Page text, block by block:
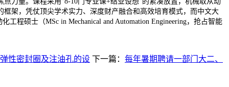
框架，凭仗顶尖学术实力、深度财产融合和高效培育模式，而中文大
工程硕士（MSc in Mechanical and Automation Engineering，抢占智能
性密封圈及注油孔的设 下一篇： 每年暑期聘请一部门大二、